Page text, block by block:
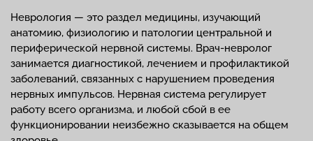
Неврология — это раздел медицины, изучающий
анатомию, физиологию и патологии центральной и
периферической нервной системы. Врач-невролог
занимается диагностикой, лечением и профилактикой
заболеваний, связанных с нарушением проведения
нервных импульсов. Нервная система регулирует
работу всего организма, и любой сбой в ее
функционировании неизбежно сказывается на общем